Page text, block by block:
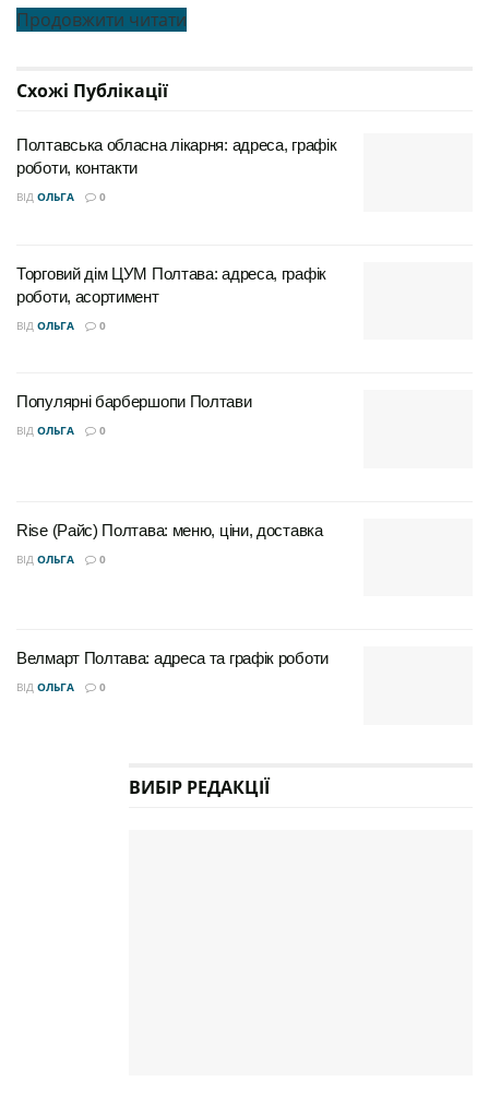
Продовжити читати
Схожі Публікації
Полтавська обласна лікарня: адреса, графік
роботи, контакти
ВІД ОЛЬГА 0
Торговий дім ЦУМ Полтава: адреса, графік
роботи, асортимент
ВІД ОЛЬГА 0
Популярні барбершопи Полтави
ВІД ОЛЬГА 0
Rise (Райс) Полтава: меню, ціни, доставка
ВІД ОЛЬГА 0
Велмарт Полтава: адреса та графік роботи
ВІД ОЛЬГА 0
ВИБІР РЕДАКЦІЇ